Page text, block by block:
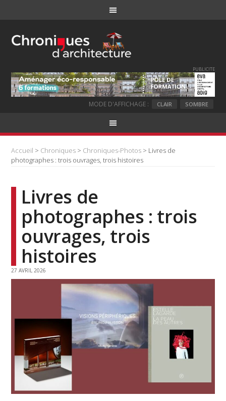
PUBLICITE
MODE D'AFFICHAGE : CLAIR SOMBRE
Accueil > Chroniques > Chroniques-Photos > Livres de
photographes : trois ouvrages, trois histoires
Livres de
photographes : trois
ouvrages, trois
histoires
27 AVRIL 2026